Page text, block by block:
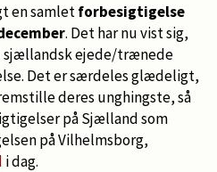
en samletforbesigtigelse
. Det har nu vist sig,
sjællandsk ejede/trænede
Det er særdeles glædeligt,
deres unghingste, så
på Sjælland som
på Vilhelmsborg,
i dag.